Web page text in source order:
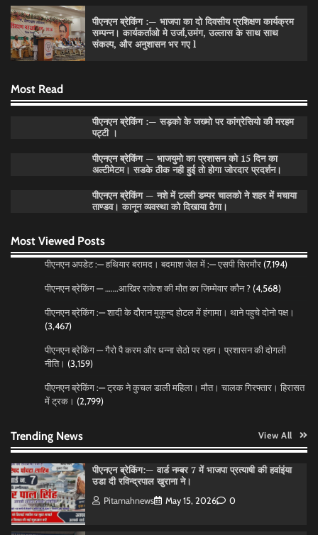
पीएनएन ब्रेकिंग :— भाजपा का दो दिवसीय प्रशिक्षण कार्यक्रम
सम्पन्न। कार्यकर्ताओ मे उर्जा,उमंग, उल्लास के साथ साथ
संकल्प, और अनुशासन भर गए l
Most Read
पीएनएन ब्रेकिंग :— सड़को के जख्मो पर कांग्रेसियो की मरहम
पट्टी ।
पीएनएन ब्रेकिंग — भाजयुमो का प्रशासन को 15 दिन का
अल्टीमेटम। सडके ठीक नही हुई तो होगा जोरदार प्रदर्शन।
पीएनएन ब्रेकिंग — नशे में टल्ली डम्पर चालको ने शहर में मचाया
ताण्डव। कानून व्यवस्था को दिखाया ठैगा।
Most Viewed Posts
पीएनएन अपडेट :— हथियार बरामद। बदमाश जेल में :— एसपी सिरमौर (7,194)
पीएनएन ब्रेकिंग — …….आखिर राकेश की मौत का जिम्मेवार कौन ? (4,568)
पीएनएन ब्रेकिंग :— शादी के दोैरान मुकून्द होटल में हंगामा। थाने पहुचे दोनो पक्ष।
(3,467)
पीएनएन ब्रेकिंग — गैरो पै करम और धन्ना सेठो पर रहम। प्रशासन की दोगली
नीति। (3,159)
पीएनएन ब्रेकिंग :— ट्रक ने कुचल डाली महिला। मौत। चालक गिरफ्तार। हिरासत
में ट्रक। (2,799)
Trending News View All
पीएनएन ब्रेकिंग :— वार्ड नम्बर 11 —— थोथे वादे, झूठी
पीएनएन ब्रेकिंग:— वार्ड नम्बर 7 में भाजपा प्रत्याषी की हवांइंया
उडा दी रविन्द्रपाल खुराना ने।
Pitamahnews May 15, 2026 0
पीएनएन ब्रेकिंग :— राष्ट्रीय स्तर पर नाम रोशन किया मिशन
Pitamahnews
पीएनएन ब्रेकिंग — फर्जी वोटो के आधार हो रहे पांवटा में निकाय
चुनाव। फर्जी वोटो की भरमार।प्रशासन चौकन्ना । शिकायतो
की भरमार।
पीएनएन ब्रेकिंग :— वार्ड नम्बर 11 —— थोथे वादे, झूठी
घोषणाऐ, बाते हवा हवाई। कांग्रेसियो की।
पीएनएन ब्रेकिंग:— वार्ड नम्बर 7 में भाजपा प्रत्याषी की हवांइंया
उडा दी रविन्द्रपाल खुराना ने।
Pitamahnews May 15, 2026 0